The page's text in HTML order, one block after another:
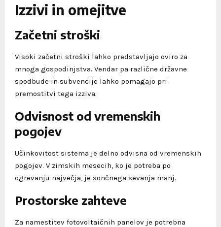
Izzivi in omejitve
Začetni stroški
Visoki začetni stroški lahko predstavljajo oviro za
mnoga gospodinjstva. Vendar pa različne državne
spodbude in subvencije lahko pomagajo pri
premostitvi tega izziva.
Odvisnost od vremenskih
pogojev
Učinkovitost sistema je delno odvisna od vremenskih
pogojev. V zimskih mesecih, ko je potreba po
ogrevanju največja, je sončnega sevanja manj.
Prostorske zahteve
Za namestitev fotovoltaičnih panelov je potrebna